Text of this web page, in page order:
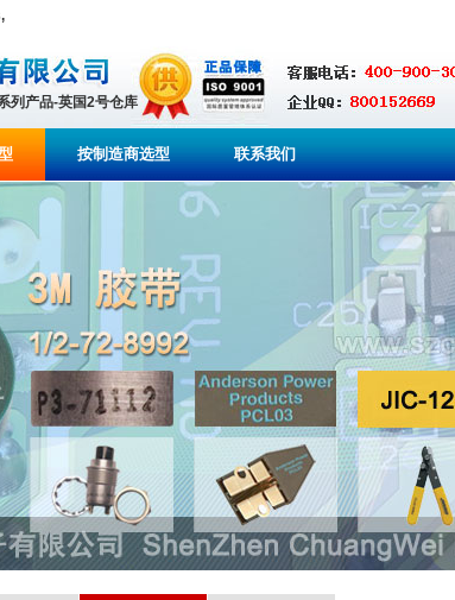
列产品-英国2号仓库
按制造商选型 联系我们